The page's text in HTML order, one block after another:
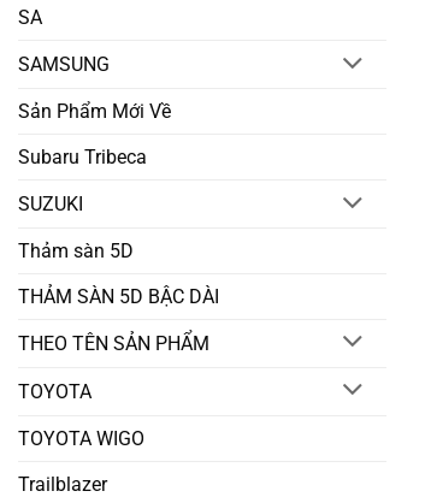
SA
SAMSUNG
Sản Phẩm Mới Về
Subaru Tribeca
SUZUKI
Thảm sàn 5D
THẢM SÀN 5D BẬC DÀI
THEO TÊN SẢN PHẨM
TOYOTA
TOYOTA WIGO
Trailblazer